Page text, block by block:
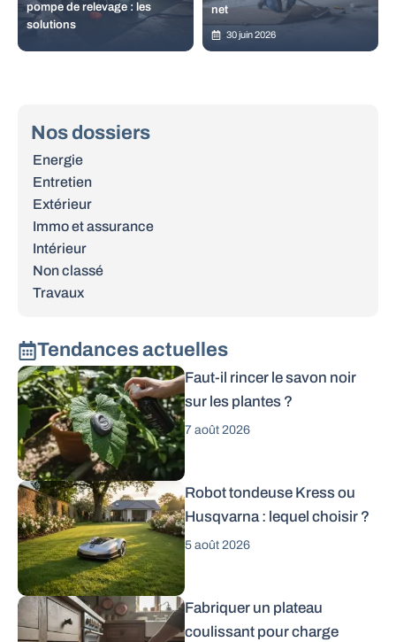
pompe de relevage : les
solutions
net
30 juin 2026
Nos dossiers
Energie
Entretien
Extérieur
Immo et assurance
Intérieur
Non classé
Travaux
Tendances actuelles
Faut-il rincer le savon noir
sur les plantes ?
7 août 2026
Robot tondeuse Kress ou
Husqvarna : lequel choisir ?
5 août 2026
Fabriquer un plateau
coulissant pour charge